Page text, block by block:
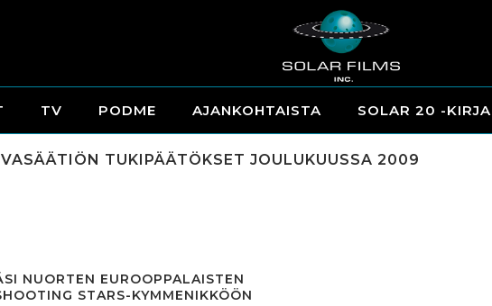
TV PODME AJANKOHTAISTA SOLAR 20 -KIRJA
TUKIPÄÄTÖKSET JOULUKUUSSA 2009
NUORTEN EUROOPPALAISTEN
STARS-KYMMENIKKÖÖN